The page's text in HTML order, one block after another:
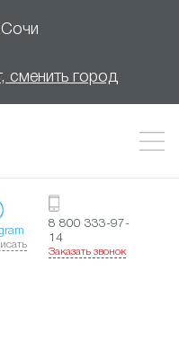
Сочи
сменить город
8 800 333-97-
14
Заказать звонок